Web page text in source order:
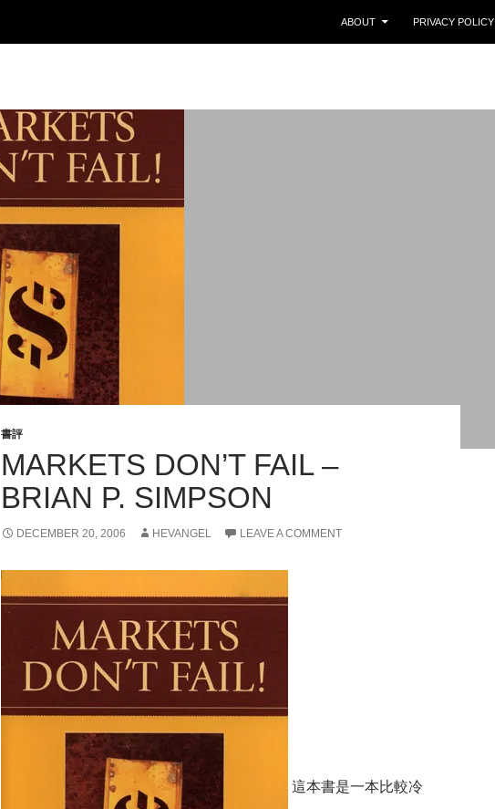
ABOUT PRIVACY POLICY
書評
MARKETS DON’T FAIL –
BRIAN P. SIMPSON
DECEMBER 20, 2006 HEVANGEL LEAVE A COMMENT
這本書是一本比較冷